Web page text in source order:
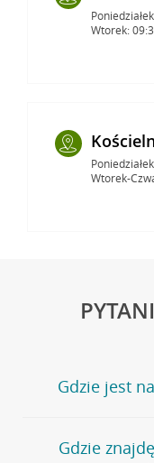
Wtorek:
Wtorek-
Gdzie jest
Jeśli szukasz
stronęPlacówki i
Gdzie